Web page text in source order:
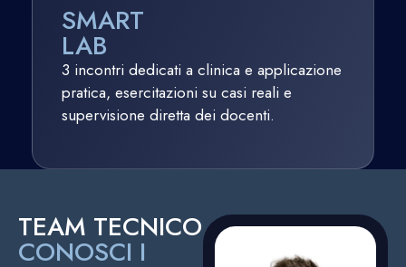
SMART
LAB
3 incontri dedicati a clinica e applicazione
pratica, esercitazioni su casi reali e
supervisione diretta dei docenti.
TEAM TECNICO
CONOSCI I